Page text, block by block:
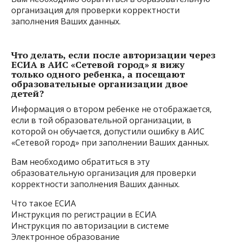
организация для проверки корректности
заполнения Ваших данных.
Что делать, если после авторизации через
ЕСИА в АИС «Сетевой город» я вижу
только одного ребенка, а посещают
образовательные организации двое
детей?
Информация о втором ребенке не отображается,
если в той образовательной организации, в
которой он обучается, допустили ошибку в АИС
«Сетевой город» при заполнении Ваших данных.
Вам необходимо обратиться в эту
образовательную организация для проверки
корректности заполнения Ваших данных.
Что такое ЕСИА
Инструкция по регистрации в ЕСИА
Инструкция по авторизации в системе
Электронное образование